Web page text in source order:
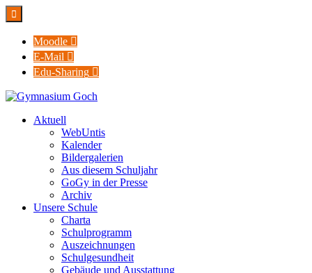

Moodle 
E-Mail 
Edu-Sharing 
Aktuell
WebUntis
Kalender
Bildergalerien
Aus diesem Schuljahr
GoGy in der Presse
Archiv
Unsere Schule
Charta
Schulprogramm
Auszeichnungen
Schulgesundheit
Gebäude und Ausstattung